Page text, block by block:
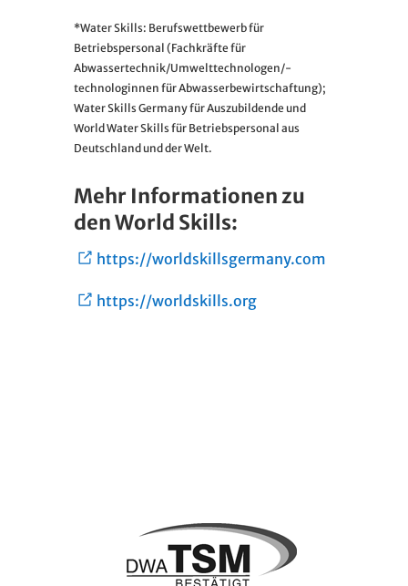
*Water Skills: Berufswettbewerb für
Betriebspersonal (Fachkräfte für
Abwassertechnik/Umwelttechnologen/-
technologinnen für Abwasserbewirtschaftung);
Water Skills Germany für Auszubildende und
World Water Skills für Betriebspersonal aus
Deutschland und der Welt.
Mehr Informationen zu
den World Skills:
https://worldskillsgermany.com
https://worldskills.org